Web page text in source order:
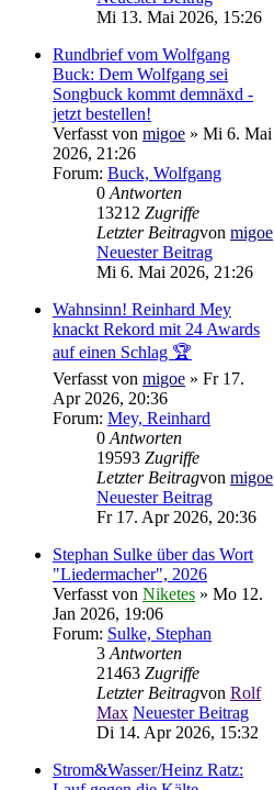
Mi 13. Mai 2026, 15:26
Rundbrief vom Wolfgang
Buck: Dem Wolfgang sei
Songbuck kommt demnäxd -
jetzt bestellen!
Verfasst von migoe » Mi 6. Mai
2026, 21:26
Forum: Buck, Wolfgang
0 Antworten
13212 Zugriffe
Letzter Beitragvon migoe
Neuester Beitrag
Mi 6. Mai 2026, 21:26
Wahnsinn! Reinhard Mey
knackt Rekord mit 24 Awards
auf einen Schlag 🏆
Verfasst von migoe » Fr 17.
Apr 2026, 20:36
Forum: Mey, Reinhard
0 Antworten
19593 Zugriffe
Letzter Beitragvon migoe
Neuester Beitrag
Fr 17. Apr 2026, 20:36
Stephan Sulke über das Wort
"Liedermacher", 2026
Verfasst von Niketes » Mo 12.
Jan 2026, 19:06
Forum: Sulke, Stephan
3 Antworten
21463 Zugriffe
Letzter Beitragvon Rolf
Max Neuester Beitrag
Di 14. Apr 2026, 15:32
Strom&Wasser/Heinz Ratz: